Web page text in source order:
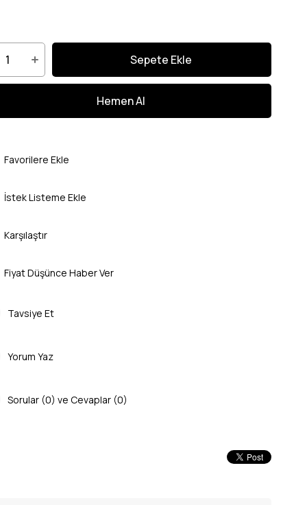
Favorilere Ekle
İstek Listeme Ekle
Karşılaştır
Fiyat Düşünce Haber Ver
Tavsiye Et
Yorum Yaz
Sorular (0) ve Cevaplar (0)